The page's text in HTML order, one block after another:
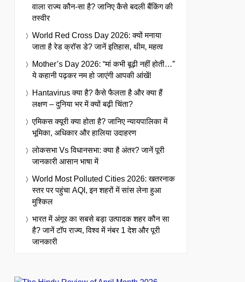
वाला राज्य कौन-सा है? जानिए कैसे बदली बैंकिंग की
तस्वीर
World Red Cross Day 2026: क्यों मनाया
जाता है रेड क्रॉस डे? जानें इतिहास, थीम, महत्व
Mother’s Day 2026: “मां कभी बूढ़ी नहीं होती…”
ये कहानी पढ़कर नम हो जाएंगी आपकी आंखें!
Hantavirus क्या है? कैसे फैलता है और क्या हैं
लक्षण – दुनिया भर में क्यों बढ़ी चिंता?
एमिकस क्यूरी क्या होता है? जानिए न्यायपालिका में
भूमिका, अधिकार और हालिया उदाहरण
लोकसभा Vs विधानसभा: क्या है अंतर? जानें पूरी
जानकारी आसान भाषा में
World Most Polluted Cities 2026: खतरनाक
स्तर पर पहुंचा AQI, इन शहरों में सांस लेना हुआ
मुश्किल
भारत में अंगूर का सबसे बड़ा उत्पादक शहर कौन सा
है? जानें टॉप राज्य, विश्व में नंबर 1 देश और पूरी
जानकारी